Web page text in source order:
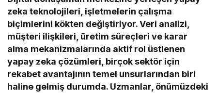
Uzmanlar, bu teknolojinin önümüzdeki yıllarda
daha da yaygınlaşarak…
zeka teknolojileri, işletmelerin çalışma
biçimlerini kökten değiştiriyor. Veri analizi,
müşteri ilişkileri, üretim süreçleri ve karar
alma mekanizmalarında aktif rol üstlenen
yapay zeka çözümleri, birçok sektör için
rekabet avantajının temel unsurlarından biri
haline gelmiş durumda. Uzmanlar, önümüzdeki